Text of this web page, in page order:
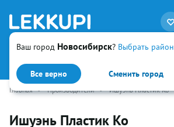
Ваш город Новосибирск? Выбрать район
Все верно Сменить город
Искать
Главная • Производители • Ишуэнь Пластик Ко
Ишуэнь Пластик Ко